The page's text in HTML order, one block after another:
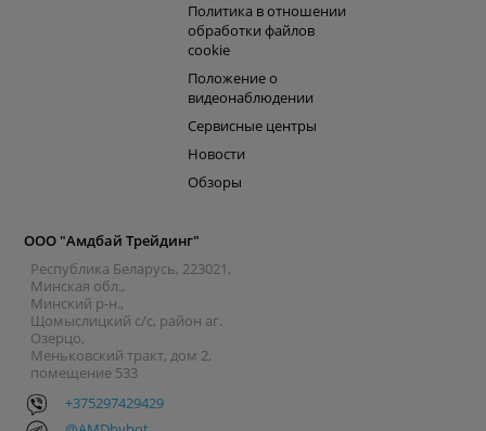
Политика в отношении
обработки файлов
cookie
Положение о
видеонаблюдении
Сервисные центры
Новости
Обзоры
ООО "Амдбай Трейдинг"
Республика Беларусь, 223021,
Минская обл.,
Минский р-н.,
Щомыслицкий с/с, район аг.
Озерцо,
Меньковский тракт, дом 2,
помещение 533
+375297429429